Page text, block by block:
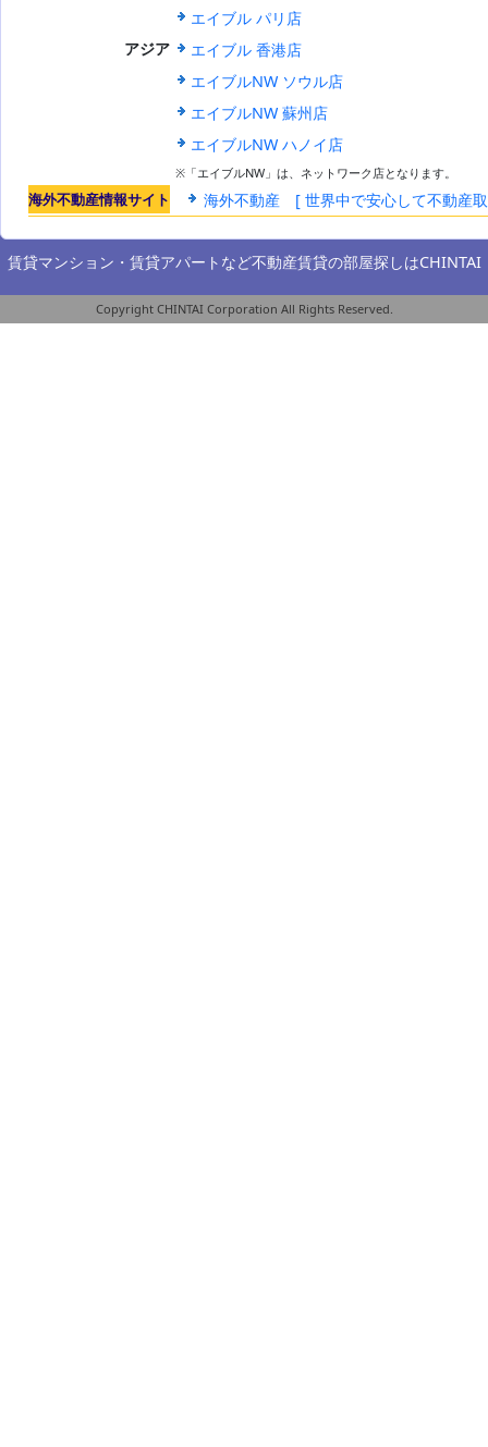
エイブル パリ店
アジア
エイブル 香港店
エイブルNW ソウル店
エイブルNW 蘇州店
エイブルNW ハノイ店
※「エイブルNW」は、ネットワーク店となります。
海外不動産情報サイト 海外不動産 [ 世界中で安心して不動産
賃貸マンション・賃貸アパートなど不動産賃貸の部屋探しはCHINTAI
Copyright CHINTAI Corporation All Rights Reserved.